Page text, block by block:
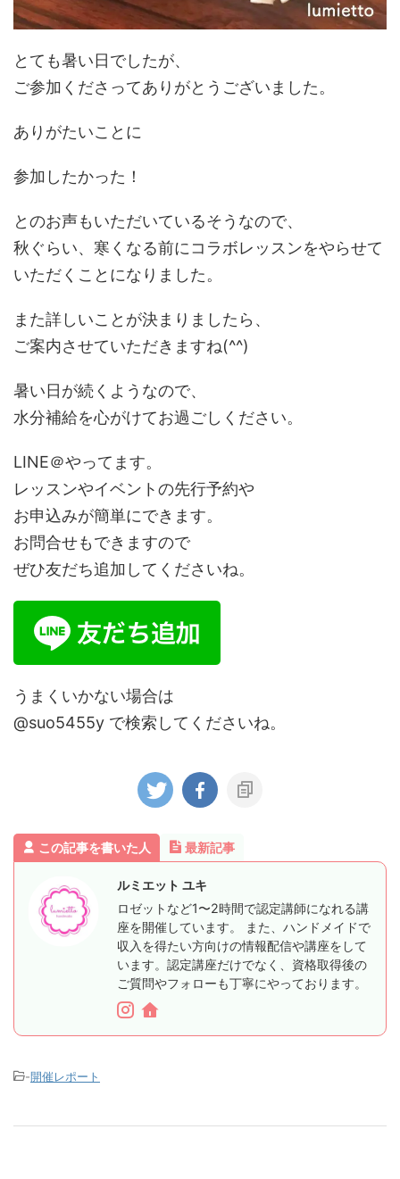
とても暑い日でしたが、
ご参加くださってありがとうございました。
ありがたいことに
参加したかった！
とのお声もいただいているそうなので、
秋ぐらい、寒くなる前にコラボレッスンをやらせて
いただくことになりました。
また詳しいことが決まりましたら、
ご案内させていただきますね(^^)
暑い日が続くようなので、
水分補給を心がけてお過ごしください。
LINE＠やってます。
レッスンやイベントの先行予約や
お申込みが簡単にできます。
お問合せもできますので
ぜひ友だち追加してくださいね。
うまくいかない場合は
@suo5455y で検索してくださいね。
この記事を書いた人 最新記事
ルミエット ユキ
ロゼットなど1〜2時間で認定講師になれる講
座を開催しています。 また、ハンドメイドで
収入を得たい方向けの情報配信や講座をして
います。認定講座だけでなく、資格取得後の
ご質問やフォローも丁寧にやっております。
-開催レポート